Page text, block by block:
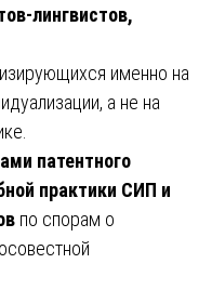
лингвистов,
именно на
а не на
патентного
практики СИП и
по спорам о